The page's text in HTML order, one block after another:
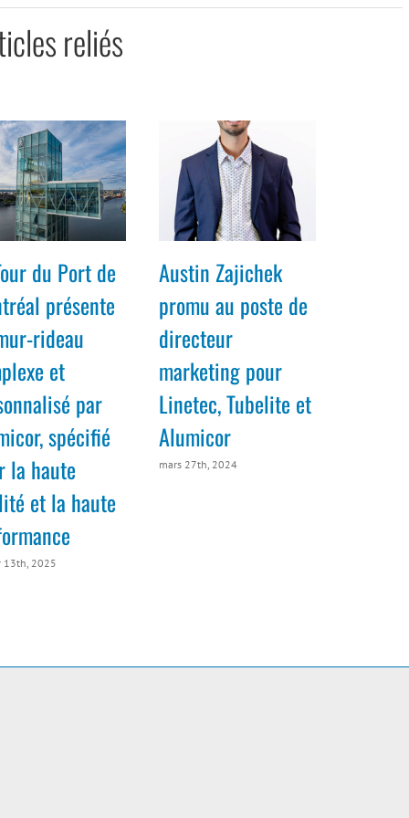
reliés
du Port de
présente
rideau
et
par
spécifié
la haute
et la haute
13th, 2025
Austin Zajichek
promu au poste de
directeur
marketing pour
Linetec, Tubelite et
Alumicor
mars 27th, 2024